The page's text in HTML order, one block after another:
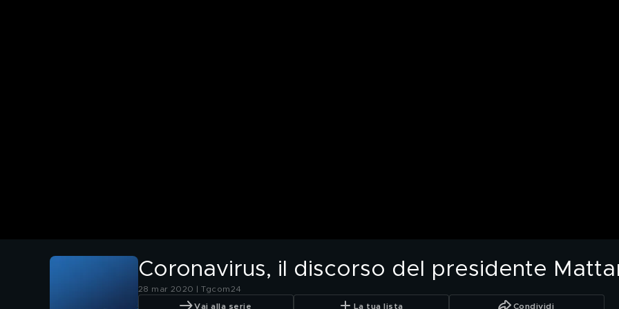
Coronavirus, il discorso del presidente
28 mar 2020 | Tgcom24
Vai alla serie La tua lista Condividi